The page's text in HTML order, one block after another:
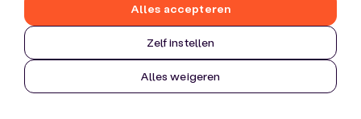
Zelf instellen
Alles weigeren
Alles accepteren